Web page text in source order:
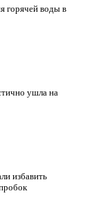
горячей воды в
ушла на
избавить